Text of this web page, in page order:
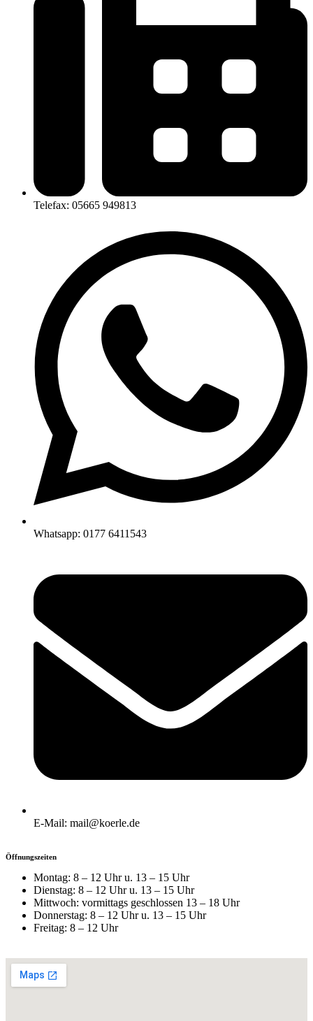
Telefax: 05665 949813
Whatsapp: 0177 6411543
E-Mail: mail@koerle.de
Öffnungszeiten
Montag: 8 – 12 Uhr u. 13 – 15 Uhr
Dienstag: 8 – 12 Uhr u. 13 – 15 Uhr
Mittwoch: vormittags geschlossen 13 – 18 Uhr
Donnerstag: 8 – 12 Uhr u. 13 – 15 Uhr
Freitag: 8 – 12 Uhr